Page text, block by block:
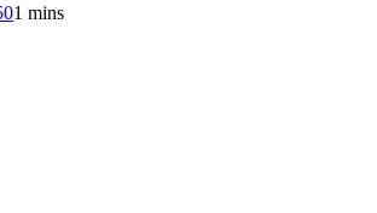
01 mins